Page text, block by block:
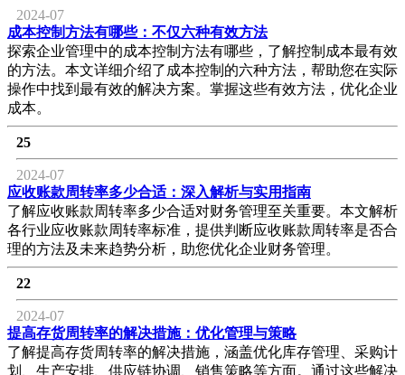
2024-07
成本控制方法有哪些：不仅六种有效方法
探索企业管理中的成本控制方法有哪些，了解控制成本最有效
的方法。本文详细介绍了成本控制的六种方法，帮助您在实际
操作中找到最有效的解决方案。掌握这些有效方法，优化企业
成本。
25
2024-07
应收账款周转率多少合适：深入解析与实用指南
了解应收账款周转率多少合适对财务管理至关重要。本文解析
各行业应收账款周转率标准，提供判断应收账款周转率是否合
理的方法及未来趋势分析，助您优化企业财务管理。
22
2024-07
提高存货周转率的解决措施：优化管理与策略
了解提高存货周转率的解决措施，涵盖优化库存管理、采购计
划、生产安排、供应链协调、销售策略等方面。通过这些解决